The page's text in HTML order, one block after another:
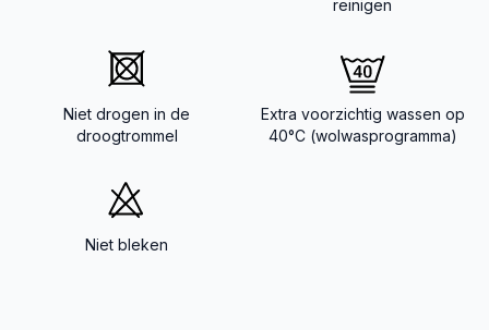
reinigen
Niet drogen in de
droogtrommel
Extra voorzichtig wassen op
40°C (wolwasprogramma)
Niet bleken